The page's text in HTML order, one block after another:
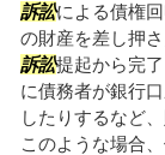
訴訟による債権
の財産を差し押
訴訟提起から完
に債務者が銀行
したりするなど
このような場合